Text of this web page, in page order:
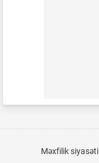
Məxfilik siyasəti